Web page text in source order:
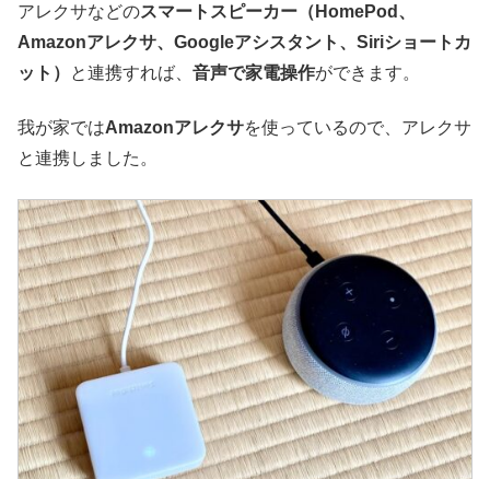
アレクサなどのスマートスピーカー（HomePod、
Amazonアレクサ、Googleアシスタント、Siriショートカ
ット）
と連携すれば、 音声で家電操作ができます。
我が家ではAmazonアレクサを使っているので、アレクサ
と連携しました。